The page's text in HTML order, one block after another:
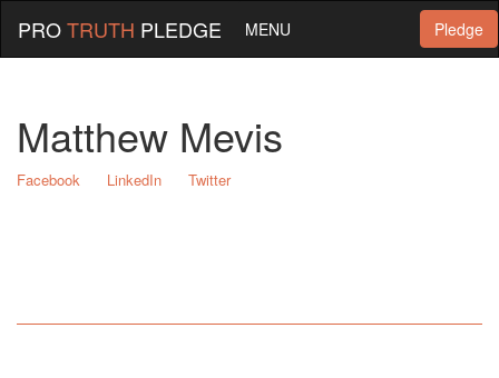
Pledge
PROTRUTH PLEDGE MENU
Matthew Mevis
Facebook LinkedIn Twitter